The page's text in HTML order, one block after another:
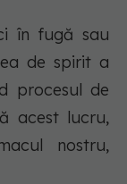
în fugă sau
de spirit a
procesul de
acest lucru,
nostru,